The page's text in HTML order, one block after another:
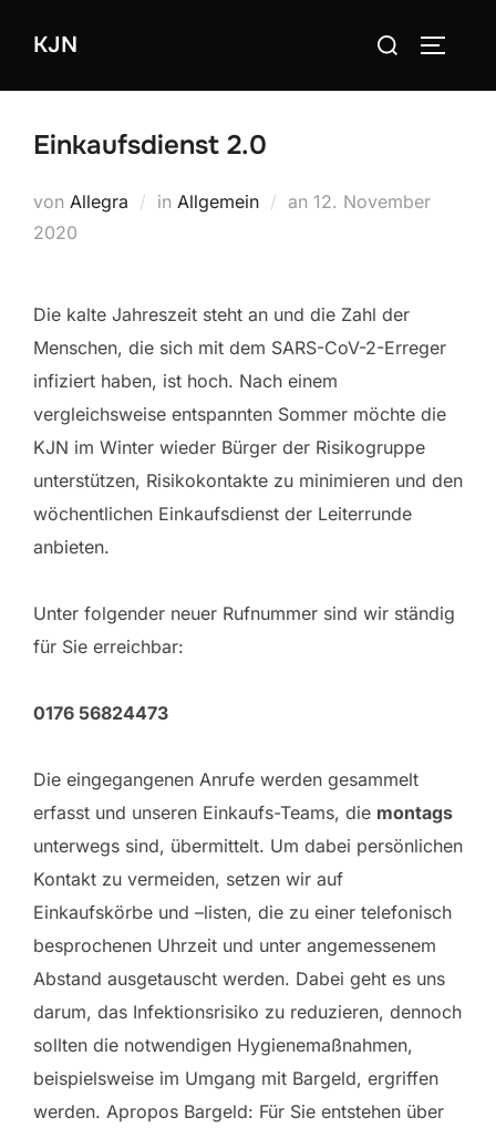
InhaltKJN
Suchen
Einkaufsdienst 2.0
von Allegra in Allgemein an Veröffentlicht
12. November
2020
Die kalte Jahreszeit steht an und die Zahl der
Menschen, die sich mit dem SARS-CoV-2-Erreger
infiziert haben, ist hoch. Nach einem
vergleichsweise entspannten Sommer möchte die
KJN im Winter wieder Bürger der Risikogruppe
unterstützen, Risikokontakte zu minimieren und den
wöchentlichen Einkaufsdienst der Leiterrunde
anbieten.
Unter folgender neuer Rufnummer sind wir ständig
für Sie erreichbar:
0176 56824473
Die eingegangenen Anrufe werden gesammelt
erfasst und unseren Einkaufs-Teams, die montags
unterwegs sind, übermittelt. Um dabei persönlichen
Kontakt zu vermeiden, setzen wir auf
Einkaufskörbe und –listen, die zu einer telefonisch
besprochenen Uhrzeit und unter angemessenem
Abstand ausgetauscht werden. Dabei geht es uns
darum, das Infektionsrisiko zu reduzieren, dennoch
sollten die notwendigen Hygienemaßnahmen,
beispielsweise im Umgang mit Bargeld, ergriffen
werden. Apropos Bargeld: Für Sie entstehen über